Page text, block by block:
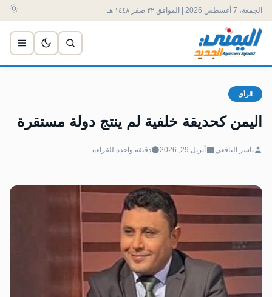
الجمعة، 7 أغسطس 2026 | الموافق ٢٢ صفر ١٤٤٨ هـ
الرأي
اليمن كحديقة خلفية لم ينتج دولة مستقرة
ياسر اليافعي أبريل 29, 2026 دقيقة واحدة للقراءة